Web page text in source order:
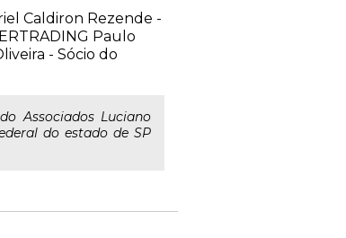
Caldiron Rezende -
Paulo
- Sócio do
Associados Luciano
do estado de SP